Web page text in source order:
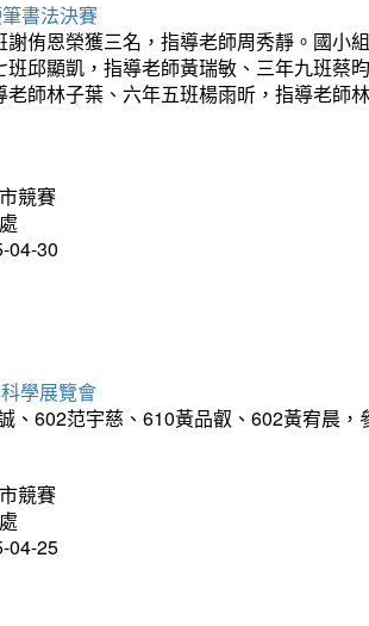
書法決賽
侑恩榮獲三名，指導老師周秀靜。國小
邱顯凱，指導老師黃瑞敏、三年九班蔡
師林子葉、六年五班楊雨昕，指導老師
競賽
04-30
學展覽會
、602范宇慈、610黃品叡、602黃宥晨
競賽
04-25